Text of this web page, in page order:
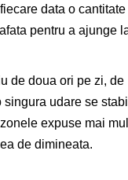
data o
pentru a ajunge
de doua ori pe zi,
udare se
expuse mai
de dimineata.